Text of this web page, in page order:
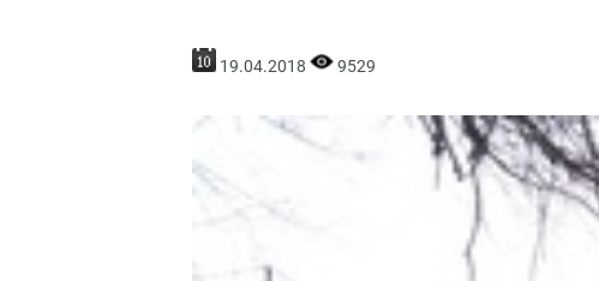
19.04.2018 9529